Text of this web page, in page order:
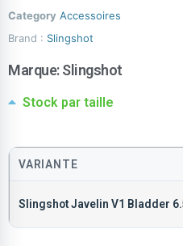
Category Accessoires
Brand : Slingshot
Marque:Slingshot
Stock par taille
VARIANTE
Slingshot Javelin V1 Bladder